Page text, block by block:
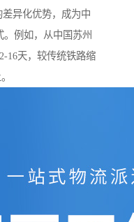
异化优势，成为中
。例如，从中国苏州
16天，较传统铁路缩